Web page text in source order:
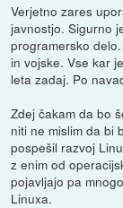
Verjetno zares
javnostjo. Sigurno
programersko
in vojske. Vse kar
leta zadaj. Po
Zdej čakam da bo
niti ne mislim da bi
pospešil razvoj
z enim od
pojavljajo pa
Linuxa.